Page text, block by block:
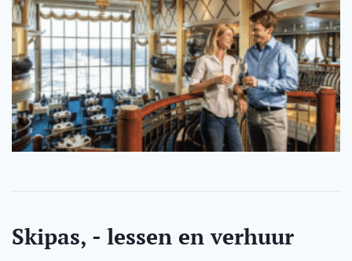
Skipas, - lessen en verhuur